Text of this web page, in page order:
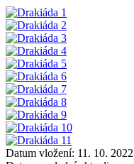
Datum vložení: 11. 10.